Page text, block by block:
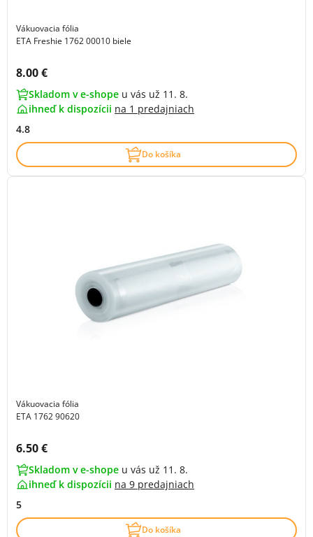
Vákuovacia fólia
ETA Freshie 1762 00010 biele
Cena s DPH:
8.00 €
Skladom v e-shope u vás už 11. 8.
ihneď k dispozícii na 1 predajniach
4.8
Do košíka
Vákuovacia fólia
ETA 1762 90620
Cena s DPH:
6.50 €
Skladom v e-shope u vás už 11. 8.
ihneď k dispozícii na 9 predajniach
5
Do košíka